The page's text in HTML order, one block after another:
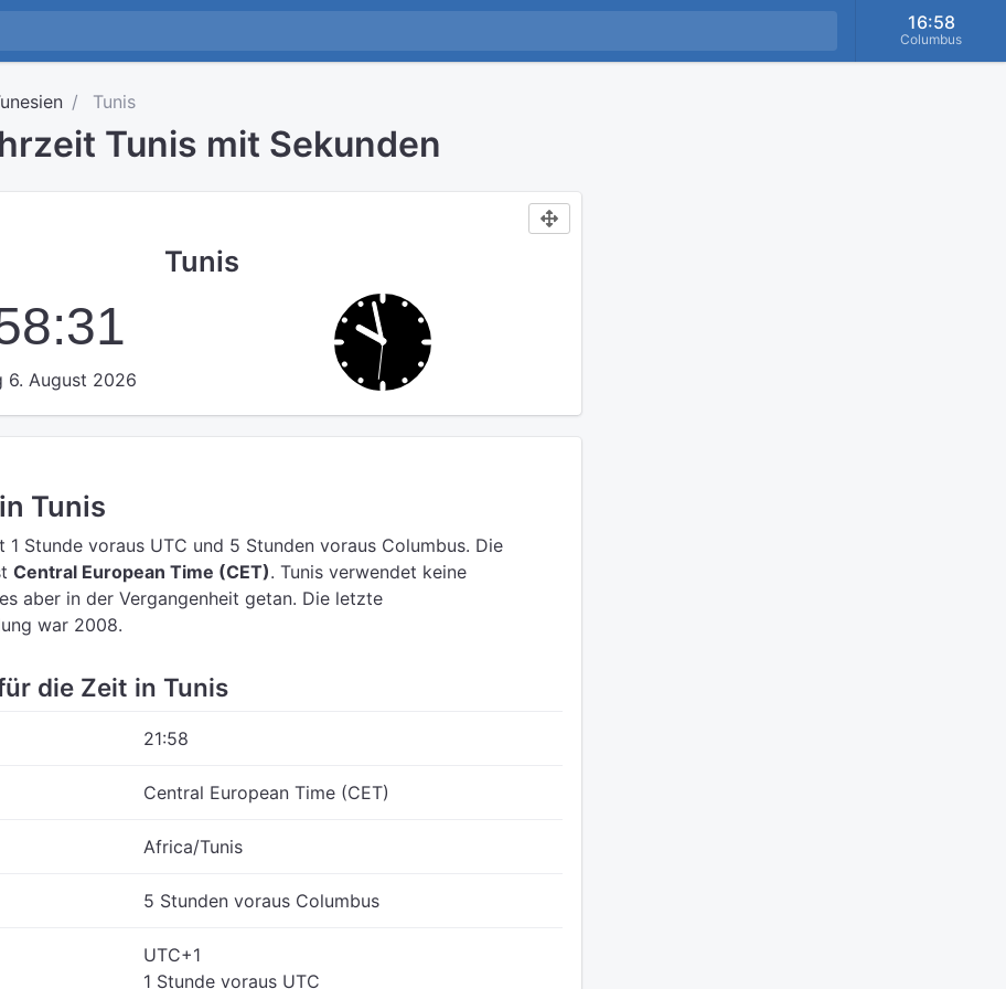
16:58
Columbus
Tunis
Tunis mit Sekunden
Tunis
6. August 2026
Tunis
1 Stunde voraus UTC und 5 Stunden voraus Columbus. Die
Central European Time (CET). Tunis verwendet keine
aber in der Vergangenheit getan. Die letzte
war 2008.
die Zeit in Tunis
21:58
Central European Time (CET)
Africa/Tunis
5 Stunden voraus Columbus
UTC+1
1 Stunde voraus UTC